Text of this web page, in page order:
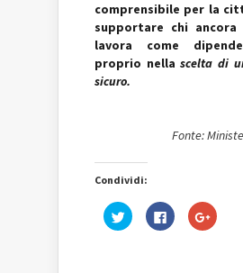
comprensibile per la
supportare chi ancora
lavora come
proprio nellascelta di
sicuro.
Fonte:
Condividi:
Fai
clic
Fai
clic
Fai
clic